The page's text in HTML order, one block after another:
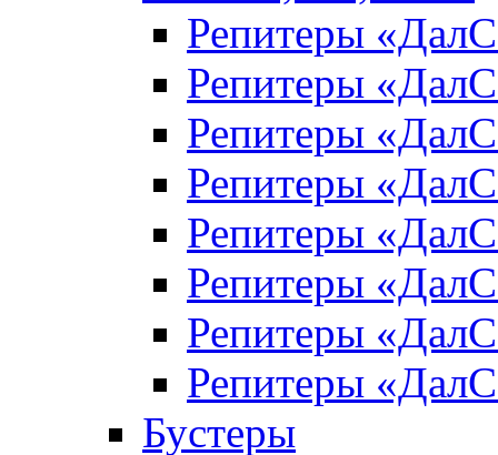
Репитеры
Репитеры
Репитеры
Репитеры
Репитеры
Репитеры
Репитеры
Репитеры
Бустеры